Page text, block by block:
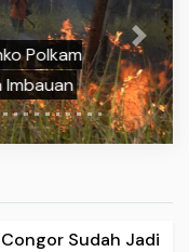
Polkam
Imbauan
Next
Sudah Jadi